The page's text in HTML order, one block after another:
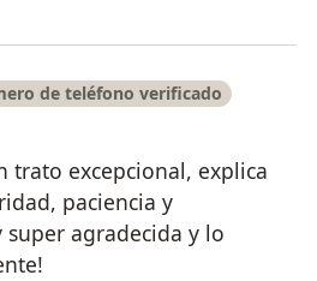
de teléfono verificado
trato excepcional, explica
paciencia y
agradecida y lo